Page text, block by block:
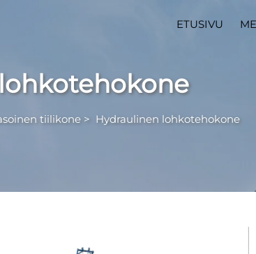
ETUSIVU
tiilikone > Hydraulinen lohkotehokone